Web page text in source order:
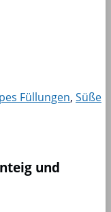
Füllungen, Süße
und